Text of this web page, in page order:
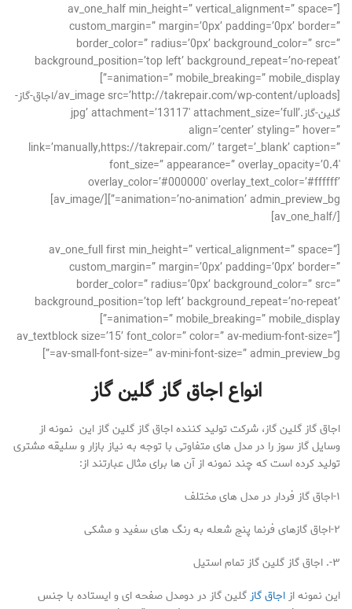
[av_one_half min_height=” vertical_alignment=” space=”
custom_margin=” margin=’0px’ padding=’0px’ border=”
border_color=” radius=’0px’ background_color=” src=”
background_position=’top left’ background_repeat=’no-repeat’
animation=” mobile_breaking=” mobile_display=”]
[av_image src=’http://takrepair.com/wp-content/uploads/اجاق-گاز-
گلین-گاز.jpg’ attachment=’13117′ attachment_size=’full’
align=’center’ styling=” hover=”
link=’manually,https://takrepair.com/’ target=’_blank’ caption=”
font_size=” appearance=” overlay_opacity=’0.4′
overlay_color=’#000000′ overlay_text_color=’#ffffff’
animation=’no-animation’ admin_preview_bg=”][/av_image]
[/av_one_half]
[av_one_full first min_height=” vertical_alignment=” space=”
custom_margin=” margin=’0px’ padding=’0px’ border=”
border_color=” radius=’0px’ background_color=” src=”
background_position=’top left’ background_repeat=’no-repeat’
animation=” mobile_breaking=” mobile_display=”]
[av_textblock size=’15’ font_color=” color=” av-medium-font-size=”
av-small-font-size=” av-mini-font-size=” admin_preview_bg=”]
انواع اجاق گاز گلین گاز
اجاق گاز گلین گاز، شرکت تولید کننده اجاق گاز گلین گاز این نمونه از
وسایل گاز سوز را در مدل های متفاوتی با توجه به نیاز بازار و سلیقه مشتری
تولید کرده است که چند نمونه از آن ها برای مثال عبارتند از:
۱-اجاق گاز فردار در مدل های مختلف
۲-اجاق گازهای فرنما پنج شعله به رنگ های سفید و مشکی
۳-. اجاق گاز گلین گاز تمام استیل
این نمونه ازاجاق گازگلین گاز در دومدل صفحه ای و ایستاده با جنس